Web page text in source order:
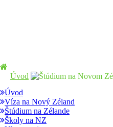
Úvod
Úvod
Víza na Nový Zéland
Štúdium na Zélande
Školy na NZ